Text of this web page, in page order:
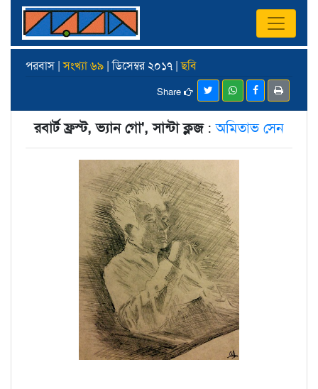
পরবাস |সংখ্যা ৬৯ | ডিসেম্বর ২০১৭ |ছবি
Share
রবার্ট ফ্রস্ট, ভ্যান গো', সান্টা ক্লজ:অমিতাভ সেন